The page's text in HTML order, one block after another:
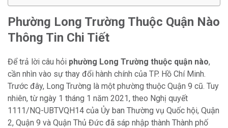
Phường Long Trường Thuộc Quận Nào
Thông Tin Chi Tiết
Để trả lời câu hỏi phường Long Trường thuộc quận nào,
cần nhìn vào sự thay đổi hành chính của TP. Hồ Chí Minh.
Trước đây, Long Trường là một phường thuộc Quận 9 cũ. Tuy
nhiên, từ ngày 1 tháng 1 năm 2021, theo Nghị quyết
1111/NQ-UBTVQH14 của Ủy ban Thường vụ Quốc hội, Quận
2, Quận 9 và Quận Thủ Đức đã sáp nhập thành Thành phố